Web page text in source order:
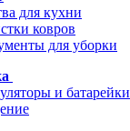
для кухни
ковров
для уборки
и батарейки